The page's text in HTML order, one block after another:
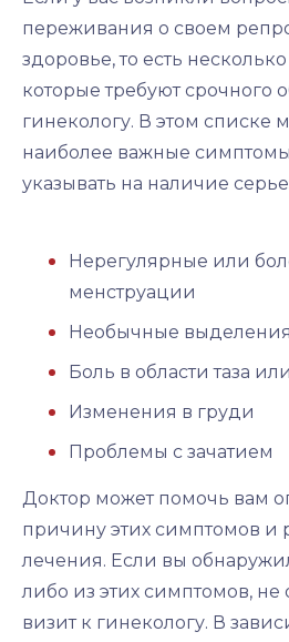
переживания о своем
здоровье, то есть
которые требуют срочного
гинекологу. В этом списке
наиболее важные
указывать на наличие
Нерегулярные или
менструации
Необычные
Боль в области таза
Изменения в груди
Проблемы с зачатием
Доктор может помочь вам
причину этих симптомов и
лечения. Если вы
либо из этих симптомов, не
визит к гинекологу. В